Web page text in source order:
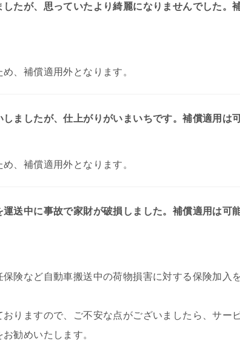
たが、思っていたより綺麗になりませんでした。
、補償適用外となります。
ましたが、仕上がりがいまいちです。補償適用は
、補償適用外となります。
送中に事故で家財が破損しました。補償適用は可
険など自動車搬送中の荷物損害に対する保険加入
りますので、ご不安な点がございましたら、サー
勧めいたします。